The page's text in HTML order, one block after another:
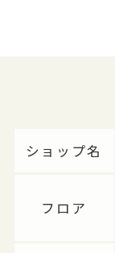
ショップ名
フロア